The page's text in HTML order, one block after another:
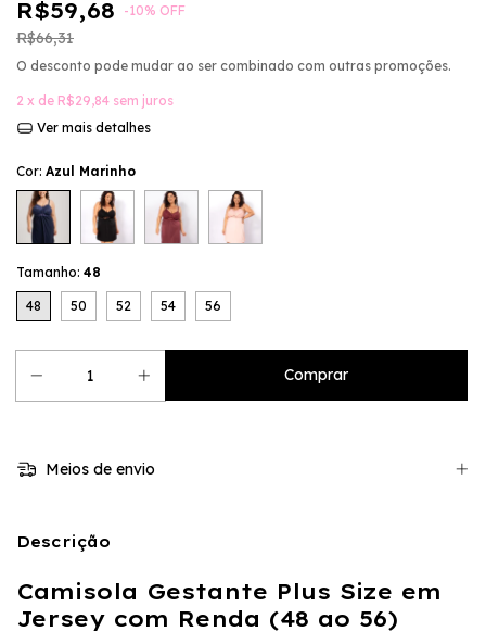
R$59,68 -10% OFF
R$66,31
O desconto pode mudar ao ser combinado com outras promoções.
2 x de R$29,84 sem juros
Ver mais detalhes
Cor: Azul Marinho
Tamanho: 48
48 50 52 54 56
Meios de envio
Descrição
Camisola Gestante Plus Size em
Jersey com Renda (48 ao 56)